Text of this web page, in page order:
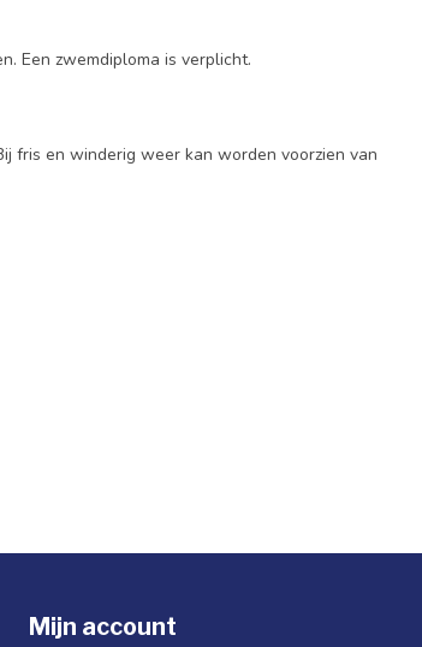
Een zwemdiploma is verplicht.
fris en winderig weer kan worden voorzien van
Mijn account